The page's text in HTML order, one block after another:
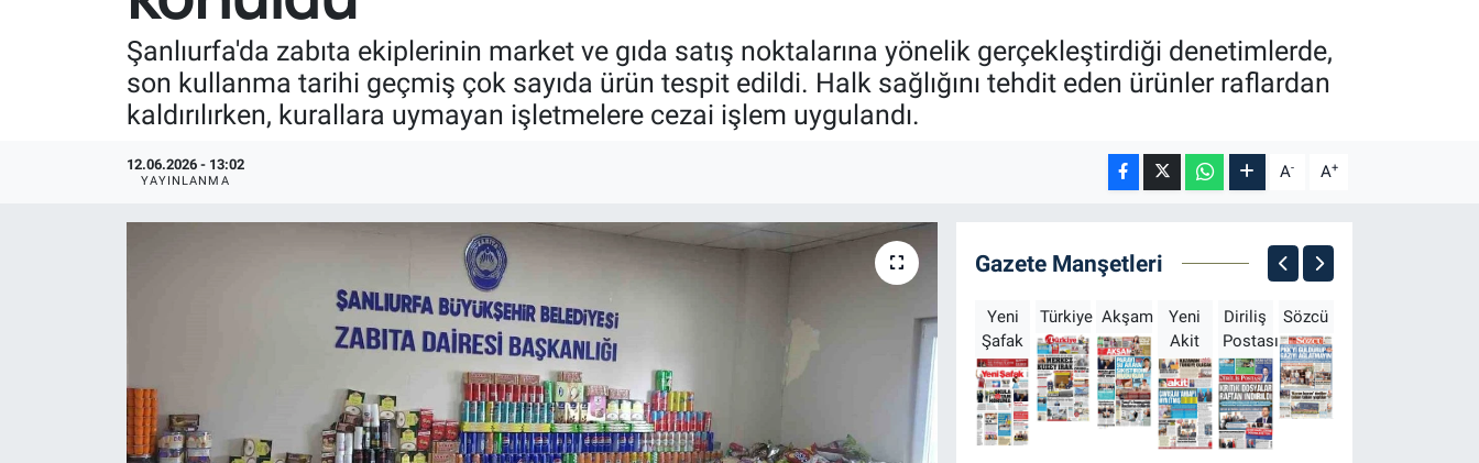
Şanlıurfa'da zabıta ekiplerinin market ve gıda satış noktalarına yönelik gerçekleştirdiği denetimlerde,
son kullanma tarihi geçmiş çok sayıda ürün tespit edildi. Halk sağlığını tehdit eden ürünler raflardan
kaldırılırken, kurallara uymayan işletmelere cezai işlem uygulandı.
12.06.2026 - 13:02
YAYINLANMA A- A+
Gazete Manşetleri
Yeni
Şafak
Türkiye Akşam
Yeni
Akit
Diriliş
Postası
Sözcü
Haber Arşivi